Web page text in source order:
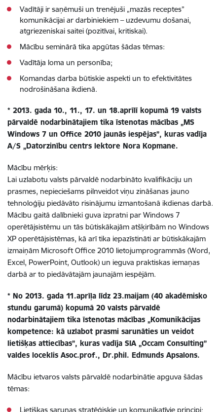
Vadītāji ir saņēmuši un trenējuši „mazās receptes”
komunikācijai ar darbiniekiem – uzdevumu došanai,
atgriezeniskai saitei (pozitīvai, kritiskai).
Mācību seminārā tika apgūtas šādas tēmas:
Vadītāja loma un personība;
Komandas darba būtiskie aspekti un to efektivitātes
nodrošināšana ikdienā.
* 2013. gada 10., 11., 17. un 18.aprīlī kopumā 19 valsts
pārvaldē nodarbinātajiem tika īstenotas mācības „MS
Windows 7 un Office 2010 jaunās iespējas”, kuras vadīja
A/S „Datorzinību centrs lektore Nora Kopmane.
Mācību mērķis:
Lai uzlabotu valsts pārvaldē nodarbināto kvalifikāciju un
prasmes, nepieciešams pilnveidot viņu zināšanas jauno
tehnoloģiju piedāvāto risinājumu izmantošanā ikdienas darbā.
Mācību gaitā dalībnieki guva izpratni par Windows 7
operētājsistēmu un tās būtiskākajām atšķirībām no Windows
XP operētājsistēmas, kā arī tika iepazīstināti ar būtiskākajām
izmaiņām Microsoft Office 2010 lietojumprogrammās (Word,
Excel, PowerPoint, Outlook) un ieguva praktiskas iemaņas
darbā ar to piedāvātajām jaunajām iespējām.
* No 2013. gada 11.aprīļa līdz 23.maijam (40 akadēmisko
stundu garumā) kopumā 20 valsts pārvaldē
nodarbinātajiem tika īstenotas mācības „Komunikācijas
kompetence: kā uzlabot prasmi sarunāties un veidot
lietišķas attiecības”, kuras vadīja SIA „Occam Consulting”
valdes loceklis Asoc.prof., Dr.phil. Edmunds Apsalons.
Mācību ietvaros valsts pārvaldē nodarbinātie apguva šādas
tēmas:
Lietišķas sarunas stratēģiskie un komunikatīvie principi;